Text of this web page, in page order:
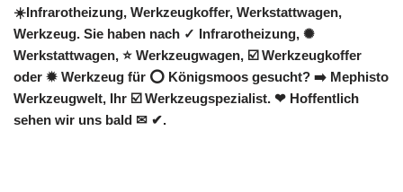
☀️Infrarotheizung, Werkzeugkoffer, Werkstattwagen,
Werkzeug. Sie haben nach ✓ Infrarotheizung, ✺
Werkstattwagen, ⭐ Werkzeugwagen, ☑️ Werkzeugkoffer
oder ✹ Werkzeug für ⭕ Königsmoos gesucht? ➡️ Mephisto
Werkzeugwelt, Ihr ☑️ Werkzeugspezialist. ❤ Hoffentlich
sehen wir uns bald ✉ ✔.